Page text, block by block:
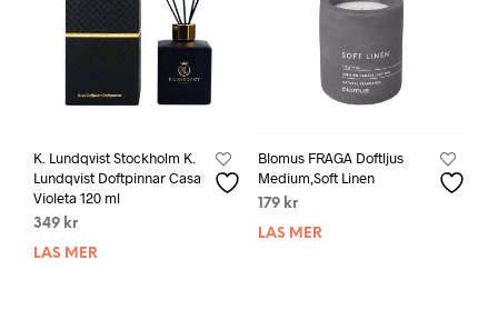
K. Lundqvist Stockholm K.
Lundqvist Doftpinnar Casa
Violeta 120 ml
349 kr
LÄS MER
Blomus FRAGA Doftljus
Medium,Soft Linen
179 kr
LÄS MER